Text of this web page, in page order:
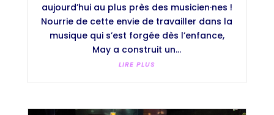
aujourd’hui au plus près des musicien·nes !
Nourrie de cette envie de travailler dans la
musique qui s’est forgée dès l’enfance,
May a construit un...
LIRE PLUS